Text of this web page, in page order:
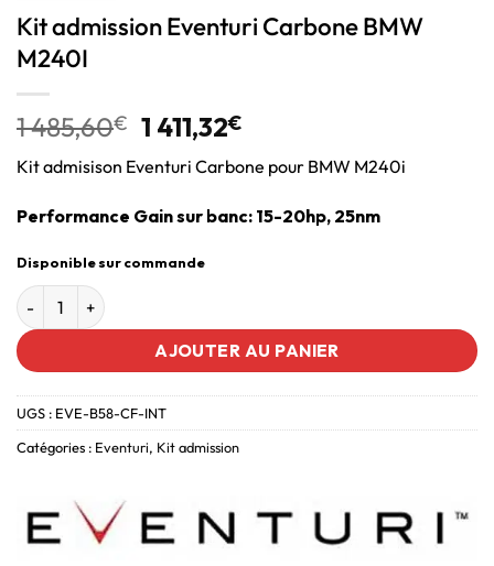
Kit admission Eventuri Carbone BMW
M240I
1 485,60€ 1 411,32€
Kit admisison Eventuri Carbone pour BMW M240i
Performance Gain sur banc: 15-20hp, 25nm
Disponible sur commande
AJOUTER AU PANIER
UGS : EVE-B58-CF-INT
Catégories : Eventuri, Kit admission